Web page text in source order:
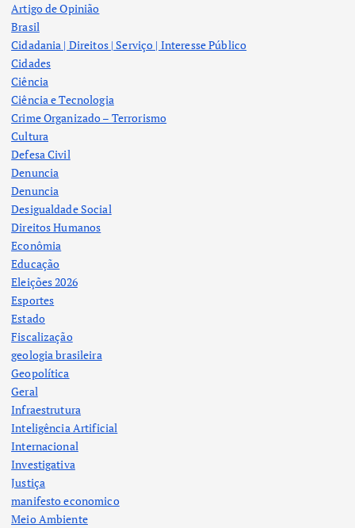
Artigo de Opinião
Brasil
Cidadania | Direitos | Serviço | Interesse Público
Cidades
Ciência
Ciência e Tecnologia
Crime Organizado – Terrorismo
Cultura
Defesa Civil
Denuncia
Denuncia
Desigualdade Social
Direitos Humanos
Econômia
Educação
Eleições 2026
Esportes
Estado
Fiscalização
geologia brasileira
Geopolítica
Geral
Infraestrutura
Inteligência Artificial
Internacional
Investigativa
Justiça
manifesto economico
Meio Ambiente